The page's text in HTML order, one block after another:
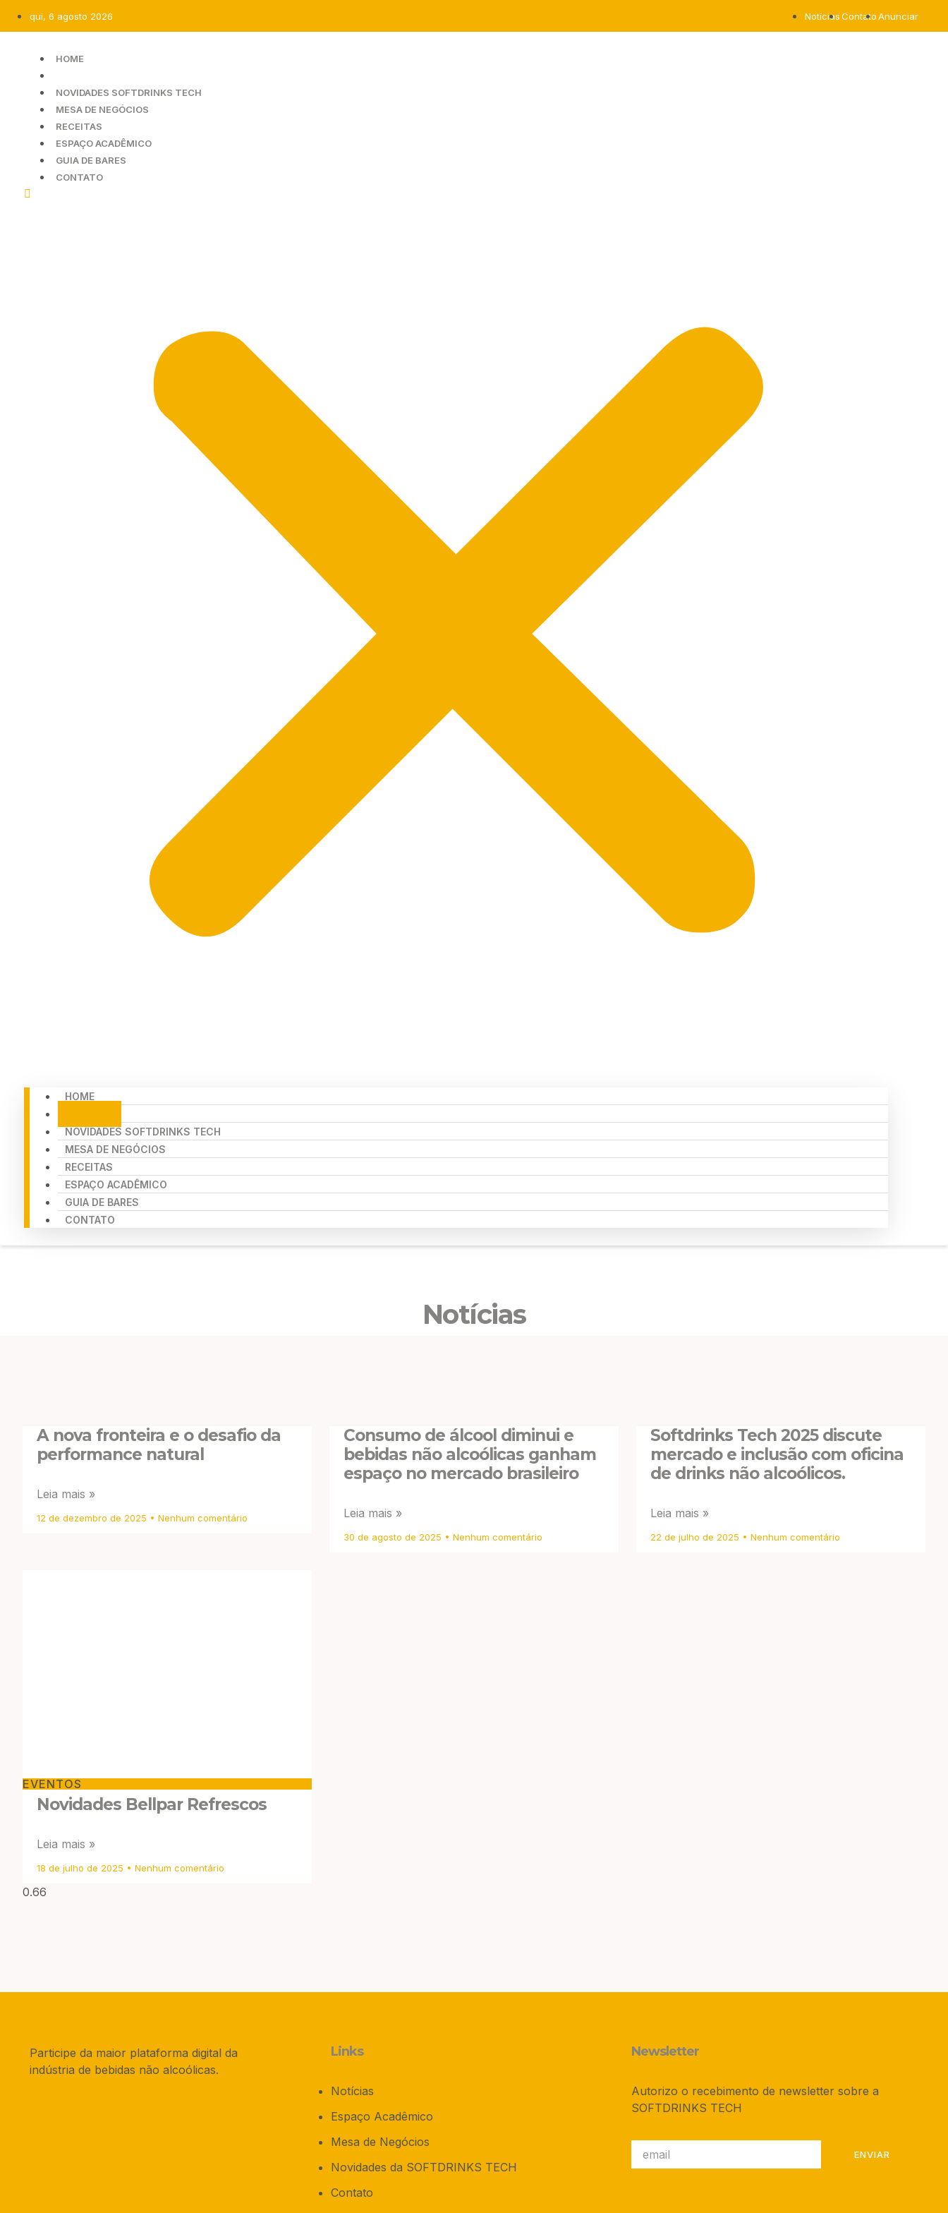
qui, 6 agosto 2026 NotíciasContatoAnunciar
HOME
NOVIDADES SOFTDRINKS TECH
MESA DE NEGÓCIOS
RECEITAS
ESPAÇO ACADÊMICO
GUIA DE BARES
CONTATO
HOME
NOVIDADES SOFTDRINKS TECH
MESA DE NEGÓCIOS
RECEITAS
ESPAÇO ACADÊMICO
GUIA DE BARES
CONTATO
Notícias
A nova fronteira e o desafio da
performance natural
Leia mais »
12 de dezembro de 2025 Nenhum comentário
Consumo de álcool diminui e
bebidas não alcoólicas ganham
espaço no mercado brasileiro
Leia mais »
30 de agosto de 2025 Nenhum comentário
Softdrinks Tech 2025 discute
mercado e inclusão com oficina
de drinks não alcoólicos.
Leia mais »
22 de julho de 2025 Nenhum comentário
EVENTOS
Novidades Bellpar Refrescos
Leia mais »
18 de julho de 2025 Nenhum comentário
Participe da maior plataforma digital da
indústria de bebidas não alcoólicas.
Links
Notícias
Espaço Acadêmico
Mesa de Negócios
Novidades da SOFTDRINKS TECH
Contato
Newsletter
Autorizo o recebimento de newsletter sobre a
SOFTDRINKS TECH
ENVIAR